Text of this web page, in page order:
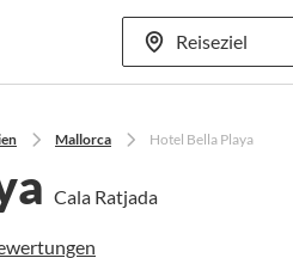
Mehr als 70 Standorte
Mallorca Hotel Bella Playa
Cala Ratjada